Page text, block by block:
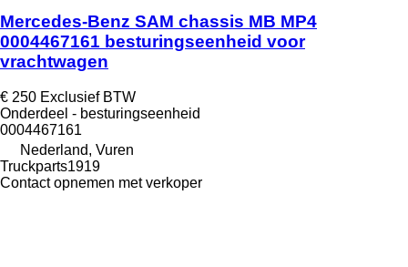
Mercedes-Benz SAM chassis MB MP4
0004467161 besturingseenheid voor
vrachtwagen
€ 250 Exclusief BTW
Onderdeel - besturingseenheid
0004467161
Nederland, Vuren
Truckparts1919
Contact opnemen met verkoper